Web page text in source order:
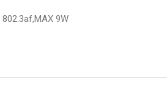
802.3af,MAX 9W